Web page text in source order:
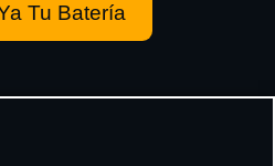
Tu Batería